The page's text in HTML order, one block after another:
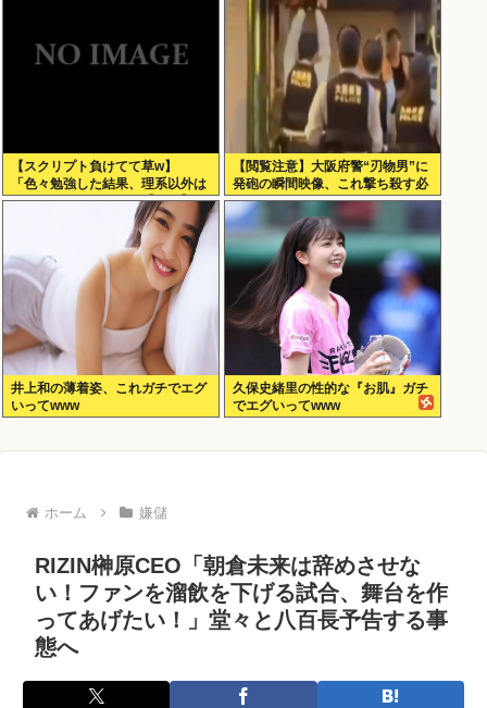
【スクリプト負けてて草w】
「色々勉強した結果、理系以外は
エラー品だと気付いた【ガチ】」
について、もっと具体的に話そう
【閲覧注意】大阪府警“刃物男”に
発砲の瞬間映像、これ撃ち殺す必
要あったのか？
井上和の薄着姿、これガチでエグ
いってwww
久保史緒里の性的な『お肌』ガチ
でエグいってwww
ホーム 嫌儲
RIZIN榊原CEO「朝倉未来は辞めさせな
い！ファンを溜飲を下げる試合、舞台を作
ってあげたい！」堂々と八百長予告する事
態へ